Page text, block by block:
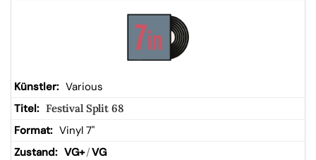
Various
Festival Split 68
Vinyl 7"
VG+/VG